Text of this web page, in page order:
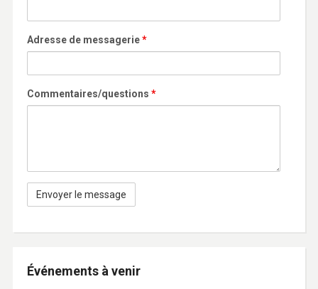
Adresse de messagerie*
Commentaires/questions *
Événements à venir